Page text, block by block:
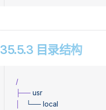
35.5.3 目录结构
/
├── usr
   └──
local